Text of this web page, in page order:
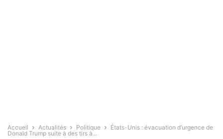
Accueil Actualités Politique
États-Unis : évacuation d’urgence de
Donald Trump suite à des tirs à...